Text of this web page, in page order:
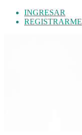
INGRESAR
REGISTRARME